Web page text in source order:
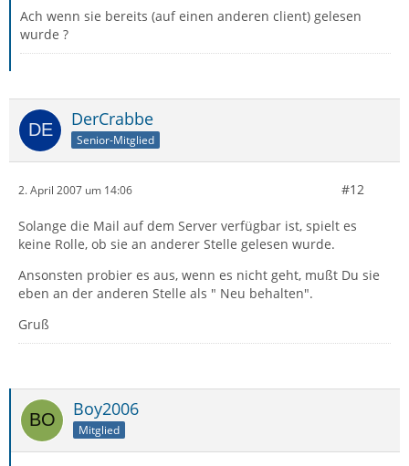
Ach wenn sie bereits (auf einen anderen client) gelesen
wurde ?
DerCrabbe
Senior-Mitglied
2. April 2007 um 14:06 #12
Solange die Mail auf dem Server verfügbar ist, spielt es
keine Rolle, ob sie an anderer Stelle gelesen wurde.
Ansonsten probier es aus, wenn es nicht geht, mußt Du sie
eben an der anderen Stelle als " Neu behalten".
Gruß
Boy2006
Mitglied